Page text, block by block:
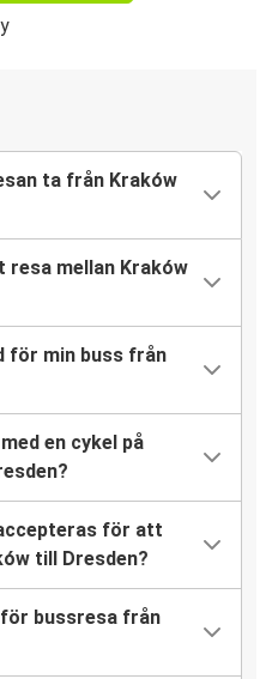
ta från Kraków
mellan Kraków
för min buss från
en cykel på
för att
till Dresden?
bussresa från